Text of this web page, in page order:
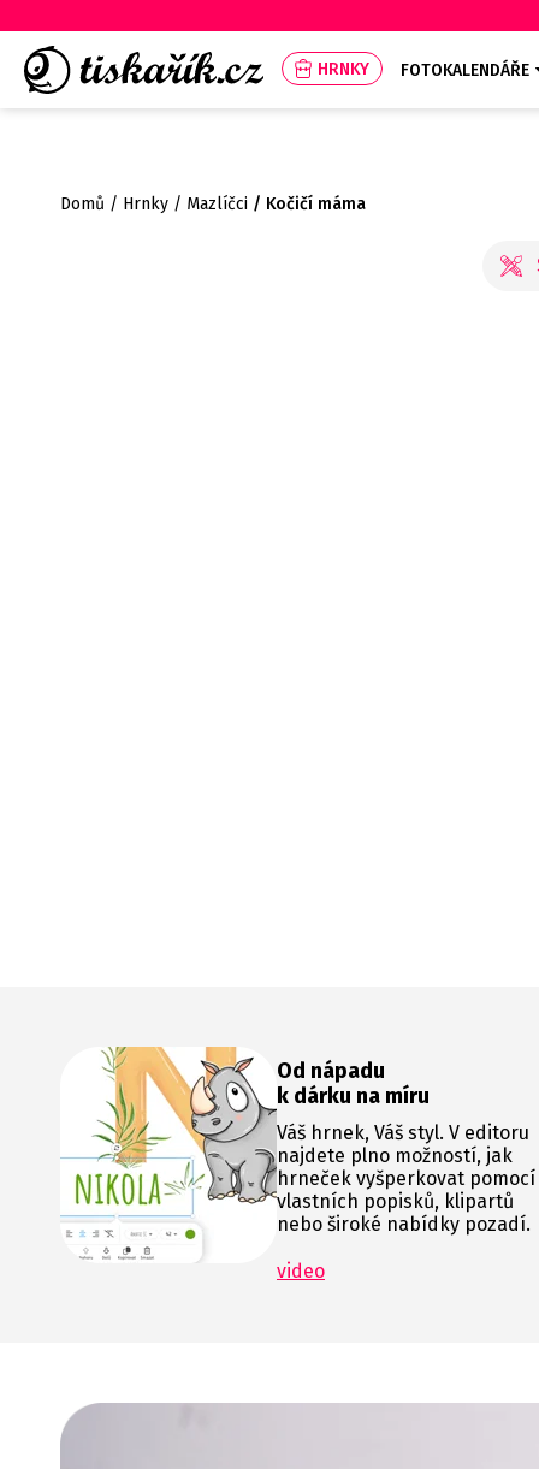
HRNKY FOTOKALENDÁŘE
Domů Hrnky Mazlíčci Kočičí máma
Od nápadu
k dárku na míru
Váš hrnek, Váš styl. V editoru
najdete plno možností, jak
hrneček vyšperkovat pomocí
vlastních popisků, klipartů
nebo široké nabídky pozadí.
video